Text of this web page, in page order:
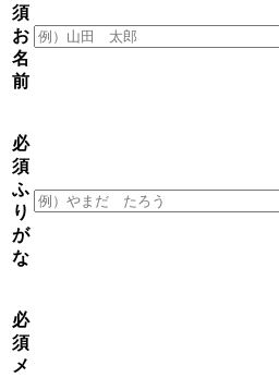
須
お
名
前
必
須
ふ
り
が
な
必
須
メ